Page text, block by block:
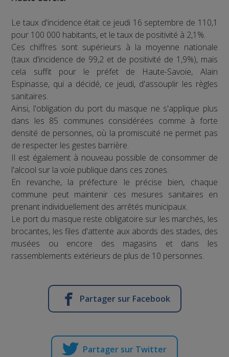
Le taux d'incidence était ce jeudi 16 septembre de 110,1
pour 100 000 habitants, et le taux de positivité à 2,1%.
Ces chiffres sont supérieurs à la moyenne nationale
(taux d'incidence de 99,2 et de positivité de 1,9%), mais
cela suffit pour le préfet de Haute-Savoie, Alain
Espinasse, qui a décidé, ce jeudi, d'assouplir les règles
sanitaires.
Ainsi, l'obligation du port du masque ne s'applique plus
dans les 85 communes considérées comme à forte
densité de personnes, où la promiscuité ne permet pas
de respecter les gestes barrière.
Il est également à nouveau possible de consommer de
l'alcool sur la voie publique dans ces zones.
En revanche, la préfecture le précise bien, chaque
commune peut maintenir ces mesures sanitaires en
prenant individuellement des arrêtés municipaux.
Le port du masque reste obligatoire sur les marchés, les
brocantes, les files d'attente aux abords des stades, des
musées ou encore des magasins et dans les
rassemblements extérieurs de plus de 10 personnes.
Partager sur Facebook
Partager sur Twitter